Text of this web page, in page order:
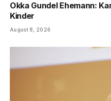
Okka Gundel Ehemann:
Kinder
August 8, 2026